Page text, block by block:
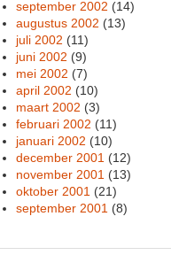
september 2002 (14)
augustus 2002 (13)
juli 2002 (11)
juni 2002 (9)
mei 2002 (7)
april 2002 (10)
maart 2002 (3)
februari 2002 (11)
januari 2002 (10)
december 2001 (12)
november 2001 (13)
oktober 2001 (21)
september 2001 (8)